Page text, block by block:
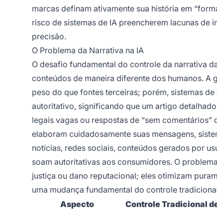
marcas definam ativamente sua história em
risco de sistemas de IA preencherem lacunas
precisão.
O Problema da Narrativa na IA
O desafio fundamental do controle da narrativa
conteúdos de maneira diferente dos humanos.
peso do que fontes terceiras; porém, sistemas de
autoritativo, significando que um artigo
legais vagas ou respostas de “sem
elaboram cuidadosamente suas mensagens,
notícias, redes sociais, conteúdos gerados por
soam autoritativas aos consumidores. O
justiça ou dano reputacional; eles otimizam
uma mudança fundamental do controle
Aspecto
Controle Tradicional